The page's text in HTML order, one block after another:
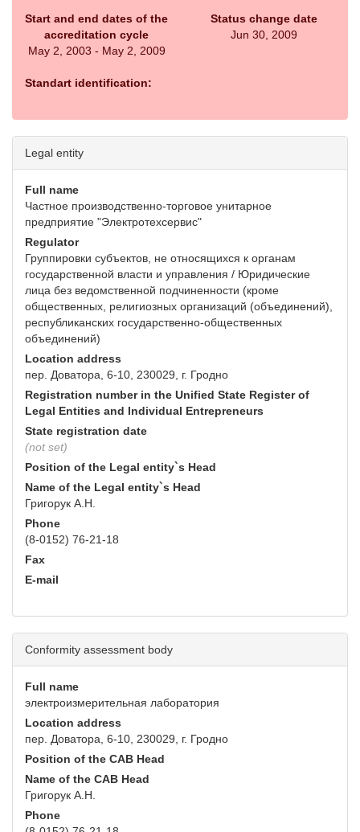
Start and end dates of the
accreditation cycle
May 2, 2003 - May 2, 2009
Status change date
Jun 30, 2009
Standart identification:
Legal entity
Full name
Частное производственно-торговое унитарное
предприятие "Электротехсервис"
Regulator
Группировки субъектов, не относящихся к органам
государственной власти и управления / Юридические
лица без ведомственной подчиненности (кроме
общественных, религиозных организаций (объединений),
республиканских государственно-общественных
объединений)
Location address
пер. Доватора, 6-10, 230029, г. Гродно
Registration number in the Unified State Register of
Legal Entities and Individual Entrepreneurs
State registration date
(not set)
Position of the Legal entity`s Head
Name of the Legal entity`s Head
Григорук А.Н.
Phone
(8-0152) 76-21-18
Fax
E-mail
Conformity assessment body
Full name
электроизмерительная лаборатория
Location address
пер. Доватора, 6-10, 230029, г. Гродно
Position of the CAB Head
Name of the CAB Head
Григорук А.Н.
Phone